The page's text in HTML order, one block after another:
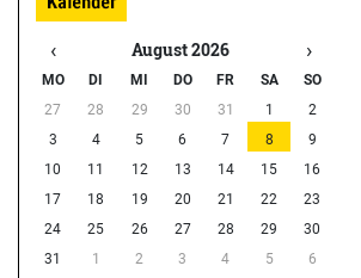
‹ August 2026 ›
MO DI MI DO FR SA
SO
27
28 29 30 31 1
2
3
4 5 6 7 8
9
10
11 12 13 14 15
16
17
18 19 20 21 22
23
24
25 26 27 28 29
30
31
1 2 3 4 5 6